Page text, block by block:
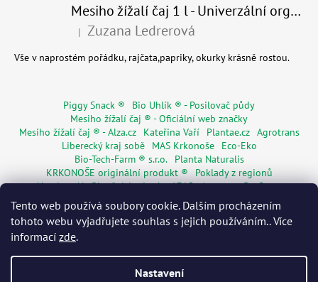
Tento web používá soubory cookie. Dalším procházením
tohoto webu vyjadřujete souhlas s jejich používáním.. Více
informací zde.
Nastavení
Mesiho žížalí čaj 1 l - Univerzální organické hnojivo
Hodnocení produktu je 5 z 5 hvězdiček.
| Zuzana Ledrerová
Vše v naprostém pořádku, rajčata,papriky, okurky krásně rostou.
Piggy Snack ®
Bio Uhlík ® - Posilovač půdy
Mesiho žížalí čaj ® - Oficiální web značky
Mesiho žížalí čaj ® - Alza.cz
Kateřina Vaří Plantae.cz Agrotrans
Liberecký kraj sobě
MAS Krkonoše
Eco-Eko
Bio-Tech-Farm ® s.r.o.
Planta Naturalis
KRKONOŠE originální produkt ®
Poklady z regionů
Hostinec Na Ploužnici od roku 1715 Agentura De Costy
Živá Dřevěnka
Regionální značky
Květinářství Mia s.r.o.
Rodinné pasy
Senior pas WORMÁK